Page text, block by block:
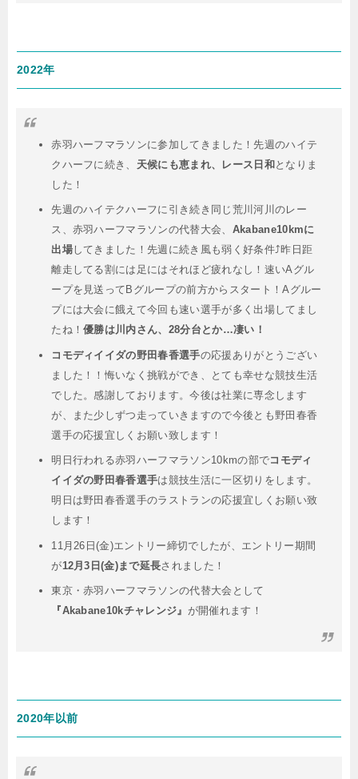
2022年
赤羽ハーフマラソンに参加してきました！先週のハイテ
クハーフに続き、 天候にも恵まれ、レース日和 となりま
した！
先週のハイテクハーフに引き続き同じ荒川河川のレー
ス、赤羽ハーフマラソンの代替大会、 Akabane10kmに
出場してきました！先週に続き風も弱く好条件⤴️昨日距
離走してる割には足にはそれほど疲れなし！速いAグル
ープを見送ってBグループの前方からスタート！Aグルー
プには大会に餓えて今回も速い選手が多く出場してまし
たね！優勝は川内さん、28分台とか…凄い！
コモディイイダの野田春香選手の応援ありがとうござい
ました！！悔いなく挑戦ができ、とても幸せな競技生活
でした。感謝しております。今後は社業に専念します
が、また少しずつ走っていきますので今後とも野田春香
選手の応援宜しくお願い致します！
明日行われる赤羽ハーフマラソン10kmの部でコモディ
イイダの野田春香選手は競技生活に一区切りをします。
明日は野田春香選手のラストランの応援宜しくお願い致
します！
11月26日(金)エントリー締切でしたが、エントリー期間
が12月3日(金)まで延長されました！
東京・赤羽ハーフマラソンの代替大会として
『Akabane10kチャレンジ』 が開催れます！
2020年以前